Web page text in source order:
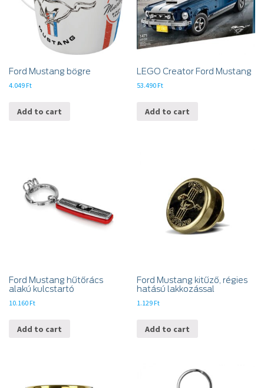
Ford Mustang bögre
4.049Ft
Add to cart
LEGO Creator Ford Mustang
53.490Ft
Add to cart
Ford Mustang hűtőrács
alakú kulcstartó
10.160Ft
Add to cart
Ford Mustang kitűző, régies
hatású lakkozással
1.129Ft
Add to cart